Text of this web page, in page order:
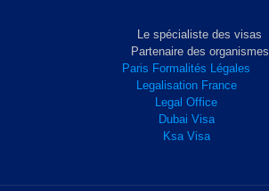
Le spécialiste des visas
Partenaire des organismes
Paris Formalités Légales
Legalisation France
Legal Office
Dubai Visa
Ksa Visa